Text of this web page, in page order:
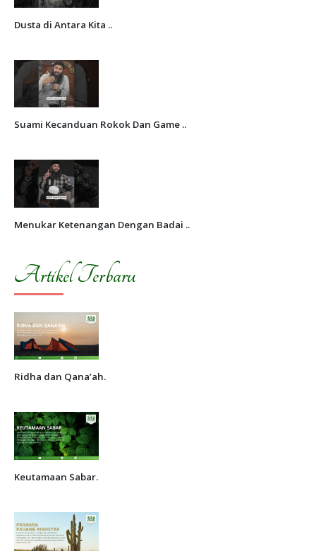
Dusta di Antara Kita ..
Suami Kecanduan Rokok Dan Game ..
Menukar Ketenangan Dengan Badai ..
Artikel Terbaru
Ridha dan Qana’ah.
Keutamaan Sabar.